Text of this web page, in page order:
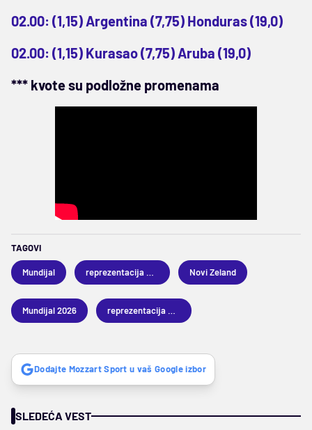
02.00: (1,15) Argentina (7,75) Honduras (19,0)
02.00: (1,15) Kurasao (7,75) Aruba (19,0)
*** kvote su podložne promenama
TAGOVI
Mundijal Novi Zeland
Mundijal 2026
Dodajte Mozzart Sport u vaš Google izbor
SLEDEĆA VEST